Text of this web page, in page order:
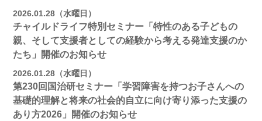
2026.01.28（水曜日）
チャイルドライフ特別セミナー「特性のある子どもの
親、そして支援者としての経験から考える発達支援のか
たち」開催のお知らせ
2026.01.28（水曜日）
第230回国治研セミナー「学習障害を持つお子さんへの
基礎的理解と将来の社会的自立に向け寄り添った支援の
あり方2026」開催のお知らせ